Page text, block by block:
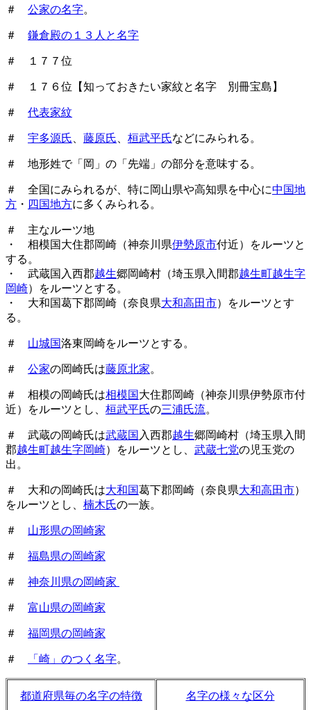
＃ 公家の名字。
＃ 鎌倉殿の１３人と名字
＃ １７７位
＃ １７６位【知っておきたい家紋と名字 別冊宝島】
＃ 代表家紋
＃ 宇多源氏 藤原氏 桓武平氏などにみられる。
＃ 地形姓で「岡」の「先端」の部分を意味する。
＃ 全国にみられるが、特に岡山県や高知県を中心に中国地
方 ・ 四国地方に多くみられる。
＃ 主なルーツ地
・ 相模国大住郡岡崎（神奈川県伊勢原市付近）をルーツと
する。
・ 武蔵国入西郡越生郷岡崎村（埼玉県入間郡越生町越生字
岡崎）をルーツとする。
・ 大和国葛下郡岡崎（奈良県大和高田市）をルーツとす
る。
＃ 山城国洛東岡崎をルーツとする。
＃ 公家の岡崎氏は藤原北家。
＃ 相模の岡崎氏は相模国大住郡岡崎（神奈川県伊勢原市付
近）をルーツとし、 桓武平氏の三浦氏流。
＃ 武蔵の岡崎氏は武蔵国 入西郡越生郷岡崎村（埼玉県入間
郡越生町越生字岡崎）をルーツとし、 武蔵七党の児玉党の
出。
＃ 大和の岡崎氏は大和国葛下郡岡崎（奈良県大和高田市）
をルーツとし、 楠木氏の一族。
＃ 山形県の岡崎家
＃ 福島県の岡崎家
＃ 神奈川県の岡崎家
＃ 富山県の岡崎家
＃ 福岡県の岡崎家
＃ 「崎」のつく名字。
都道府県毎の名字の特徴 名字の様々な区分